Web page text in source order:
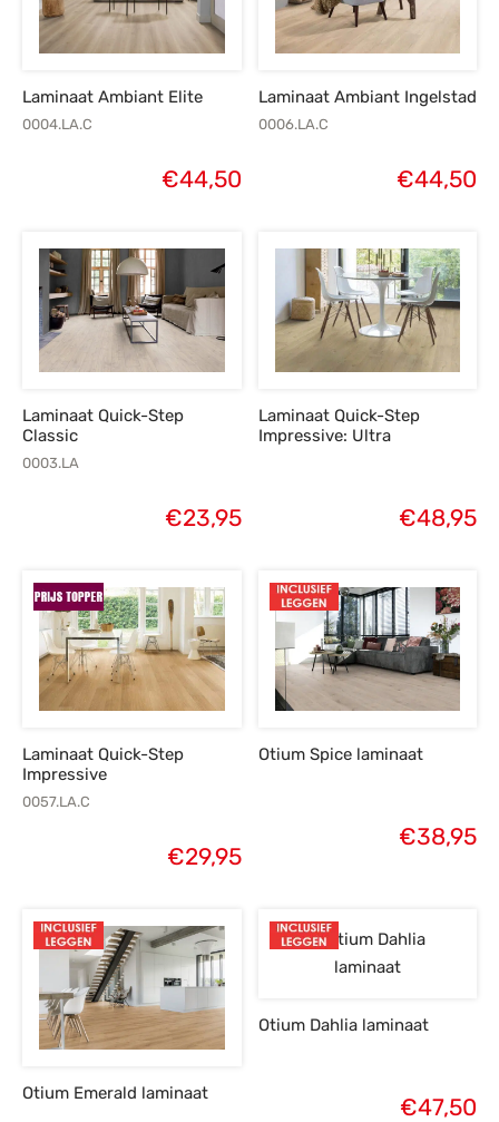
Laminaat Ambiant Elite
0004.LA.C
€44,50
Laminaat Ambiant Ingelstad
0006.LA.C
€44,50
Laminaat Quick-Step
Classic
0003.LA
€23,95
Laminaat Quick-Step
Impressive: Ultra
€48,95
Laminaat Quick-Step
Impressive
0057.LA.C
€29,95
Otium Spice laminaat
€38,95
Otium Emerald laminaat
Otium Dahlia laminaat
€47,50
Toonmodellen
toonmodel
PVC
PVC
en montageservice